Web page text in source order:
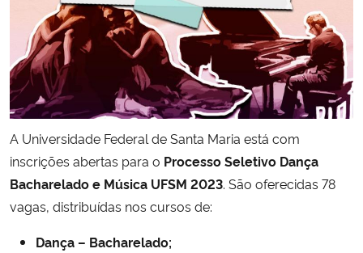
Gabinete de Segurança Institucional
Advocacia-Geral da União
Banco Central do Brasil
A Universidade Federal de Santa Maria está com
inscrições abertas para o Processo Seletivo Dança
Bacharelado e Música UFSM 2023. São oferecidas 78
vagas, distribuídas nos cursos de:
Dança – Bacharelado;